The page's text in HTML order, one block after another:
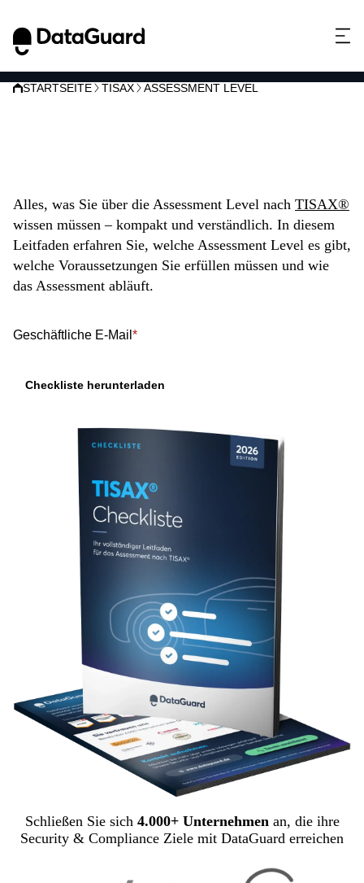
STARTSEITE TISAX ASSESSMENT LEVEL
Alles, was Sie über die Assessment Level nach TISAX®
wissen müssen –kompakt und verständlich. In diesem
Leitfaden erfahren Sie, welche Assessment Level es gibt,
welche Voraussetzungen Sie erfüllen müssen und wie
das Assessment abläuft.
Geschäftliche E-Mail *
Schließen Sie sich 4.000+ Unternehmen an, die ihre
Security & Compliance Ziele mit DataGuard erreichen